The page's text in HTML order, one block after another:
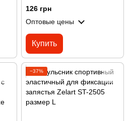
126 грн
Оптовые цены
Купить
−37%